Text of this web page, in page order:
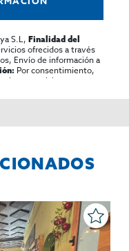
S.L,Finalidad del
ofrecidos a través
Envío de información a
Por consentimiento,
para elaborar
de los